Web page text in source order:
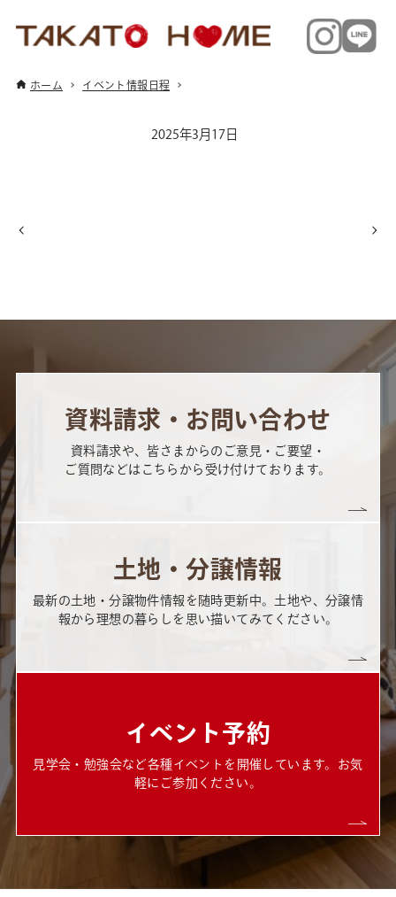
ホーム イベント情報日程
2025年3月17日
資料請求・お問い合わせ
資料請求や、皆さまからのご意見・ご要望・
ご質問などはこちらから受け付けております。
土地・分譲情報
最新の土地・分譲物件情報を随時更新中。土地や、分譲情
報から理想の暮らしを思い描いてみてください。
イベント予約
見学会・勉強会など各種イベントを開催しています。お気
軽にご参加ください。